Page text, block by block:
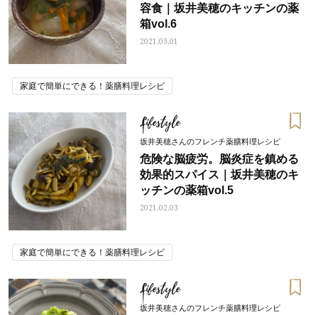
容食｜坂井美穂のキッチンの薬
箱vol.6
2021.03.01
家庭で簡単にできる！薬膳料理レシピ
Lifestyle
坂井美穂さんのフレンチ薬膳料理レシピ
危険な脳疲労。脳炎症を鎮める
効果的スパイス｜坂井美穂のキ
ッチンの薬箱vol.5
2021.02.03
家庭で簡単にできる！薬膳料理レシピ
Lifestyle
坂井美穂さんのフレンチ薬膳料理レシピ